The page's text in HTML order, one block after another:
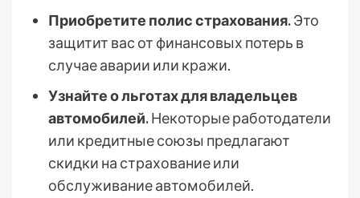
Приобретите полис страхования.Это
защитит вас от финансовых потерь в
случае аварии или кражи.
Узнайте о льготах для владельцев
автомобилей.Некоторые работодатели
или кредитные союзы предлагают
скидки на страхование или
обслуживание автомобилей.